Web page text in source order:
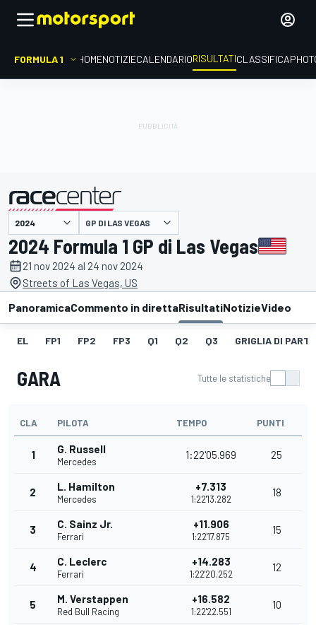
FORMULA 1 HOMENOTIZIECALENDARIORISULTATICLASSIFICA
presentato da GP DI LAS VEGAS
2024 Formula 1 GP di Las Vegas
21 nov 2024 al 24 nov 2024
Streets of Las Vegas, US
PanoramicaCommento in direttaRisultatiNotizieVideo
EL FP1 FP2 FP3 Q1 Q2 Q3 GRIGLIA DI
GARA Tutte le statistiche
CLA PILOTA TEMPO PUNTI
1 G. Russell
Mercedes
1:22'05.969 25
2 L. Hamilton
Mercedes
+7.313
1:22'13.282
18
3 C. Sainz Jr.
Ferrari
+11.906
1:22'17.875
15
4 C. Leclerc
Ferrari
+14.283
1:22'20.252
12
5 M. Verstappen
Red Bull Racing
+16.582
1:22'22.551
10